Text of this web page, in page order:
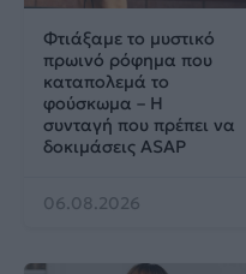
Φτιάξαμε το μυστικό
πρωινό ρόφημα που
καταπολεμά το
φούσκωμα – Η
συνταγή που πρέπει να
δοκιμάσεις ASAP
06.08.2026